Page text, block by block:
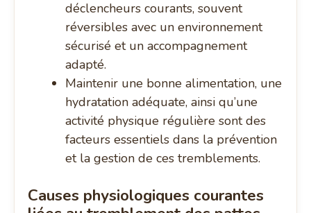
déclencheurs courants, souvent
réversibles avec un environnement
sécurisé et un accompagnement
adapté.
Maintenir une bonne alimentation, une
hydratation adéquate, ainsi qu’une
activité physique régulière sont des
facteurs essentiels dans la prévention
et la gestion de ces tremblements.
Causes physiologiques courantes